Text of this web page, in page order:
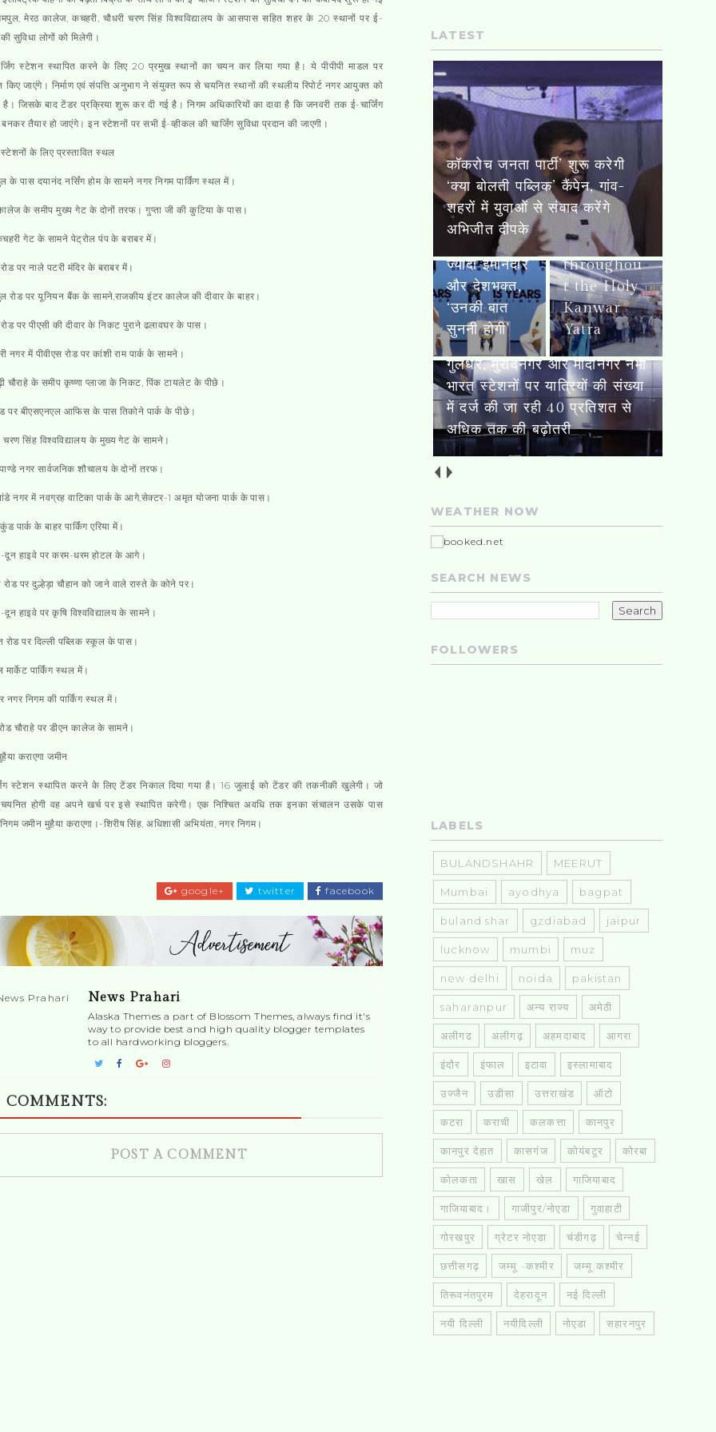
मेरठ कालेज, कचहरी, चौधरी चरण सिंह विश्वविद्यालय के आसपास सहित शहर के 20 स्थानों पर ई-
की सुविधा लोगों को मिलेगी।
स्टेशन स्थापित करने के लिए 20 प्रमुख स्थानों का चयन कर लिया गया है। ये पीपीपी माडल पर
किए जाएंगे। निर्माण एवं संपत्ति अनुभाग ने संयुक्त रूप से चयनित स्थानों की स्थलीय रिपोर्ट नगर आयुक्त को
है। जिसके बाद टेंडर प्रक्रिया शुरू कर दी गई है। निगम अधिकारियों का दावा है कि जनवरी तक ई-चार्जिंग
तैयार हो जाएंगे। इन स्टेशनों पर सभी ई-व्हीकल की चार्जिंग सुविधा प्रदान की जाएगी।
स्टेशनों के लिए प्रस्तावित स्थल
के पास दयानंद नर्सिंग होम के सामने नगर निगम पार्किंग स्थल में।
के समीप मुख्य गेट के दोनों तरफ। गुप्ता जी की कुटिया के पास।
गेट के सामने पेट्रोल पंप के बराबर में।
पर नाले पटरी मंदिर के बराबर में।
रोड पर यूनियन बैंक के सामने,राजकीय इंटर कालेज की दीवार के बाहर।
पर पीएसी की दीवार के निकट पुराने ढलावघर के पास।
नगर में पीवीएस रोड पर कांशी राम पार्क के सामने।
चौराहे के समीप कृष्णा प्लाजा के निकट, पिंक टायलेट के पीछे।
पर बीएसएनएल आफिस के पास तिकोने पार्क के पीछे।
चरण सिंह विश्वविद्यालय के मुख्य गेट के सामने।
नगर सार्वजनिक शौचालय के दोनों तरफ।
नगर में नवग्रह वाटिका पार्क के आगे,सेक्टर-1 अमृत योजना पार्क के पास।
पार्क के बाहर पार्किंग एरिया में।
दून हाइवे पर करम-धरम होटल के आगे।
पर दुल्हेड़ा चौहान को जाने वाले रास्ते के कोने पर।
दून हाइवे पर कृषि विश्वविद्यालय के सामने।
रोड पर दिल्ली पब्लिक स्कूल के पास।
पार्किंग स्थल में।
नगर निगम की पार्किंग स्थल में।
चौराहे पर डीएन कालेज के सामने।
कराएगा जमीन
स्टेशन स्थापित करने के लिए टेंडर निकाल दिया गया है। 16 जुलाई को टेंडर की तकनीकी खुलेगी। जो
होगी वह अपने खर्च पर इसे स्थापित करेगी। एक निश्चित अवधि तक इनका संचालन उसके पास
जमीन मुहैया कराएगा।-शिरीष सिंह, अधिशासी अभियंता, नगर निगम।
facebook
twitter
google+
News Prahari
Alaska Themes a part of Blossom Themes, always find it's
way to provide best and high quality blogger templates
to all hardworking bloggers.
COMMENTS:
POST A COMMENT
LATEST
कॉकरोच जनता पार्टी’ शुरू करेगी
‘क्या बोलती पब्लिक’ कैंपेन, गांव-
शहरों में युवाओं से संवाद करेंगे
अभिजीत दीपके
मोहन भागवत
बोले- Gen-Z
हमारी पीढ़ी से
ज्यादा ईमानदार
और देशभक्त,
‘उनकी बात
सुननी होगी’
Namo
Bharat is
running at
full
strength
throughou
t the Holy
Kanwar
Yatra
कांवड़ यात्रा के दौरान गाज़ियाबाद,
गुलधर, मुरादनगर और मोदीनगर नमो
भारत स्टेशनों पर यात्रियों की संख्या
में दर्ज की जा रही 40 प्रतिशत से
अधिक तक की बढ़ोतरी
WEATHER NOW
SEARCH NEWS
FOLLOWERS
LABELS
BULANDSHAHR MEERUT
Mumbai ayodhya bagpat
buland shar gzdiabad jaipur
lucknow mumbi muz
new delhi noida pakistan
saharanpur अन्य राज्य अमेठी
अलीगढ अलीगढ़ अहमदाबाद आगरा
इंदौर इंफाल इटावा इस्लामाबाद
उज्जैन उडीसा उत्तराखंड ऑटो
कटरा कराची कलकत्ता कानपुर
कानपुर देहात कासगंज कोयंबटूर कोरबा
कोलकता खास खेल गाजियाबाद
गाजियाबाद। गाजीपुर/नोएडा गुवाहाटी
गोरखपुर ग्रेटर नोएडा चंडीगढ़ चेन्नई
छत्तीसगढ़ जम्मू -कश्मीर जम्मू.कश्मीर
तिरूवनंतपुरम देहरादून नई दिल्ली
नयी दिल्ली नयीदिल्ली नोएडा सहारनपुर